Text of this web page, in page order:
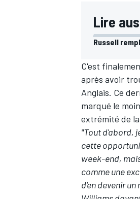
Lire
Russell
C'est
après avoir
Anglais. Ce
marqué le
extrémité de
"Tout d'abord,
cette
week-end,
comme une
d'en devenir